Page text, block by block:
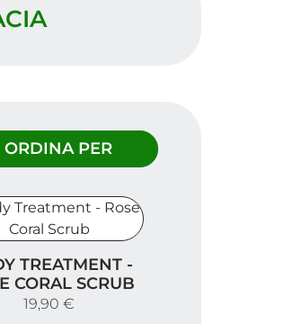
ORDINA PER
TREATMENT -
CORAL SCRUB
19,90 €